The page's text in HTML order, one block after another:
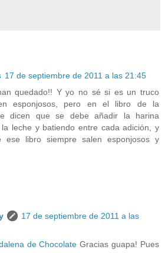
17 de septiembre de 2011 a las 21:45
quedado!! Y yo no sé si es un truco
esponjosos, pero en el libro de la
dicen que se debe añadir la harina
leche y batiendo entre cada adición, y
ese libro siempre salen esponjosos y
17 de septiembre de 2011 a las
de Chocolate Gracias guapa! Pues